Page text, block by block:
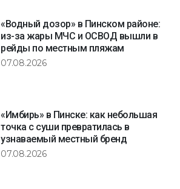
«Водный дозор» в Пинском районе:
из-за жары МЧС и ОСВОД вышли в
рейды по местным пляжам
07.08.2026
«Имбирь» в Пинске: как небольшая
точка с суши превратилась в
узнаваемый местный бренд
07.08.2026